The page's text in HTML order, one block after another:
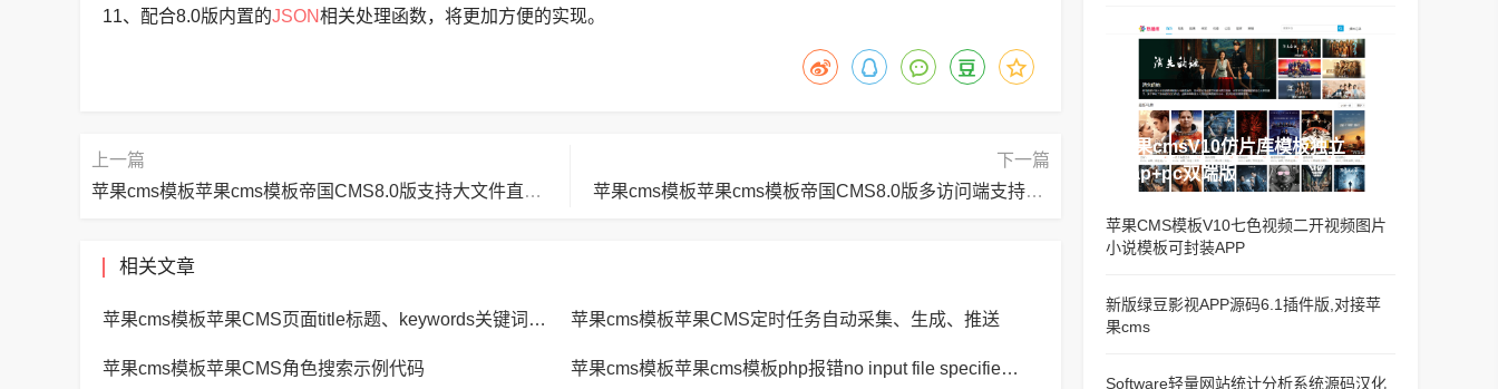
11、配合8.0版内置的JSON相关处理函数，将更加方便的实现。
上一篇
苹果cms模板苹果cms模板帝国CMS8.0版支持大文件直接网页上传
下一篇
苹果cms模板苹果cms模板帝国CMS8.0版多访问端支持可选不绑定二级域名
相关文章
苹果cms模板苹果CMS页面title标题、keywords关键词、description描述SEO优化 苹果cms模板苹果CMS定时任务自动采集、生成、推送
苹果cms模板苹果CMS角色搜索示例代码 苹果cms模板苹果cms模板php报错no input file specified解决方法
苹果cmsV10仿片库模板独立
wap+pc双端版
苹果CMS模板V10七色视频二开视频图片
小说模板可封装APP
新版绿豆影视APP源码6.1插件版,对接苹
果cms
Software轻量网站统计分析系统源码汉化